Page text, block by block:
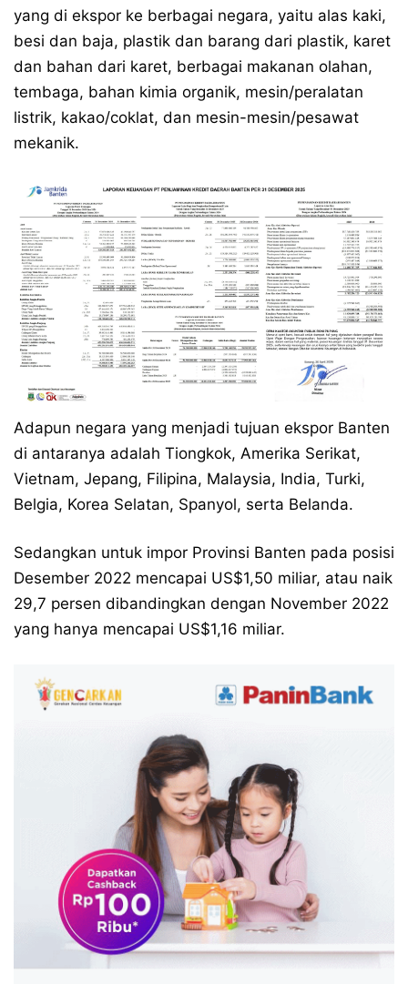
yang di ekspor ke berbagai negara, yaitu alas kaki,
besi dan baja, plastik dan barang dari plastik, karet
dan bahan dari karet, berbagai makanan olahan,
tembaga, bahan kimia organik, mesin/peralatan
listrik, kakao/coklat, dan mesin-mesin/pesawat
mekanik.
Adapun negara yang menjadi tujuan ekspor Banten
di antaranya adalah Tiongkok, Amerika Serikat,
Vietnam, Jepang, Filipina, Malaysia, India, Turki,
Belgia, Korea Selatan, Spanyol, serta Belanda.
Sedangkan untuk impor Provinsi Banten pada posisi
Desember 2022 mencapai US$1,50 miliar, atau naik
29,7 persen dibandingkan dengan November 2022
yang hanya mencapai US$1,16 miliar.